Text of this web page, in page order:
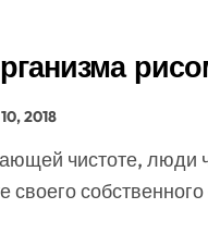
2018
своего